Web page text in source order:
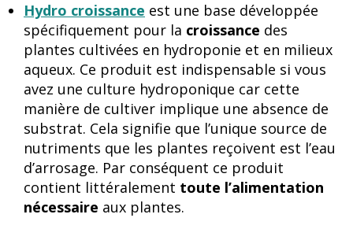
Hydro croissance est une base développée
spécifiquement pour la croissance des
plantes cultivées en hydroponie et en milieux
aqueux. Ce produit est indispensable si vous
avez une culture hydroponique car cette
manière de cultiver implique une absence de
substrat. Cela signifie que l’unique source de
nutriments que les plantes reçoivent est l’eau
d’arrosage. Par conséquent ce produit
contient littéralement toute l’alimentation
nécessaire aux plantes.